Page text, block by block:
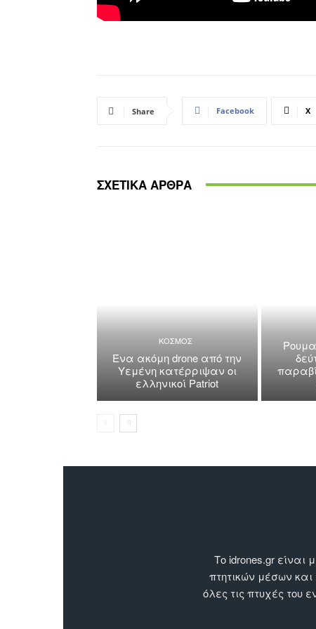
Share Facebook X
ΣΧΕΤΙΚΑ ΑΡΘΡΑ
ΚΟΣΜΟΣ
Ένα ακόμη drone από την
Υεμένη κατέρριψαν οι
ελληνικοί Patriot
Το idrones.gr
πτητικών μέσων
όλες τις πτυχές του